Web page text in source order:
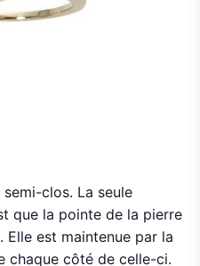
clos. La seule
que la pointe de la pierre
Elle est maintenue par la
chaque côté de celle-ci.